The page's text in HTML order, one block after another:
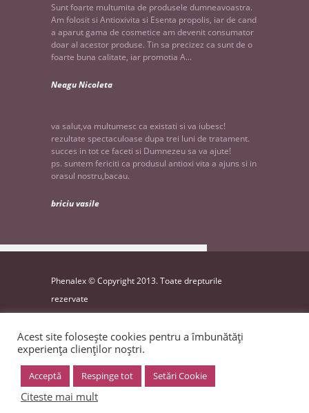
Sunt foarte multumita de produsele dumneavoastra.
Am folosit si Antioxivita si Esenta propolis, iar de cand
a aparut gama de cosmetice am devenit consumator
doar al acestor produse. Tin sa precizez ca sunt de o
foarte buna calitate, iar promotia A...
Neagu Nicoleta
va salut,va multumesc ca existati si va iubesc!
rezultate spectaculoase dupa trei luni de tratament.
succes in tot ce faceti si Dumnezeu sa va ajute!
ps. suntem fericiti ca produsul antioxi vita a ajuns si in
orasul nostru,bacau.
briciu vasile
Phenalex © Copyright 2013. Toate drepturile
rezervate
website byINK9
VA INVITAM SA VA ABONATI LA
NEWSLETTER!
Acest site folosește cookies pentru a îmbunătăți
experiența clienților noștri.
Acceptă Respinge tot Setări Cookie
Citeste mai mult